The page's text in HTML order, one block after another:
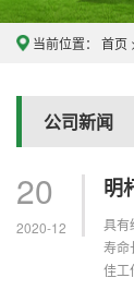
当前位置： 首页
公司新闻
20
2020-12
明
具有
寿命
佳工